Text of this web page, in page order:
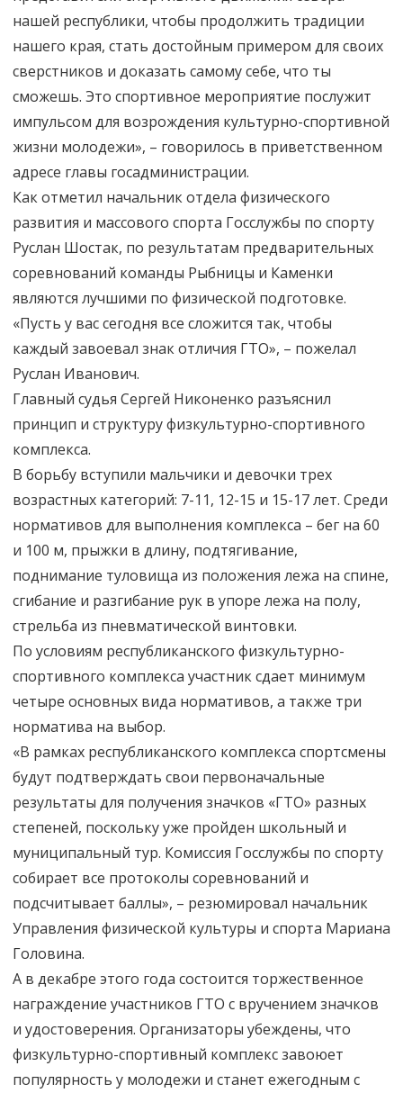
нашей республики, чтобы продолжить традиции
нашего края, стать достойным примером для своих
сверстников и доказать самому себе, что ты
сможешь. Это спортивное мероприятие послужит
импульсом для возрождения культурно-спортивной
жизни молодежи», – говорилось в приветственном
адресе главы госадминистрации.
Как отметил начальник отдела физического
развития и массового спорта Госслужбы по спорту
Руслан Шостак, по результатам предварительных
соревнований команды Рыбницы и Каменки
являются лучшими по физической подготовке.
«Пусть у вас сегодня все сложится так, чтобы
каждый завоевал знак отличия ГТО», – пожелал
Руслан Иванович.
Главный судья Сергей Никоненко разъяснил
принцип и структуру физкультурно-спортивного
комплекса.
В борьбу вступили мальчики и девочки трех
возрастных категорий: 7-11, 12-15 и 15-17 лет. Среди
нормативов для выполнения комплекса – бег на 60
и 100 м, прыжки в длину, подтягивание,
поднимание туловища из положения лежа на спине,
сгибание и разгибание рук в упоре лежа на полу,
стрельба из пневматической винтовки.
По условиям республиканского физкультурно-
спортивного комплекса участник сдает минимум
четыре основных вида нормативов, а также три
норматива на выбор.
«В рамках республиканского комплекса спортсмены
будут подтверждать свои первоначальные
результаты для получения значков «ГТО» разных
степеней, поскольку уже пройден школьный и
муниципальный тур. Комиссия Госслужбы по спорту
собирает все протоколы соревнований и
подсчитывает баллы», – резюмировал начальник
Управления физической культуры и спорта Мариана
Головина.
А в декабре этого года состоится торжественное
награждение участников ГТО с вручением значков
и удостоверения. Организаторы убеждены, что
физкультурно-спортивный комплекс завоюет
популярность у молодежи и станет ежегодным с